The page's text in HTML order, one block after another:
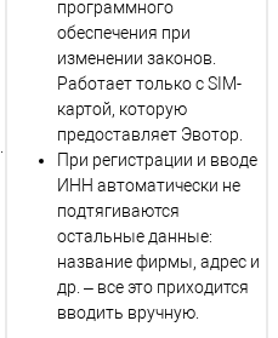
программного
обеспечения при
изменении законов.
Работает только с SIM-
картой, которую
предоставляет Эвотор.
При регистрации и вводе
ИНН автоматически не
подтягиваются
остальные данные:
название фирмы, адрес и
др. – все это приходится
вводить вручную.